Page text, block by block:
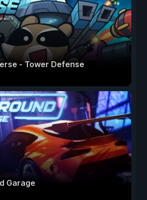
- Tower Defense
Garage